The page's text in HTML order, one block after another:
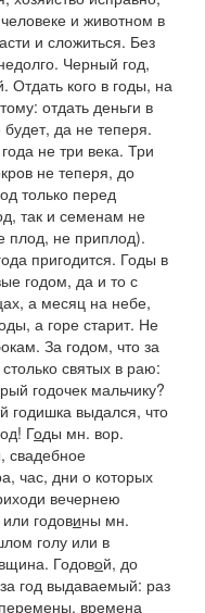
и животном в
и сложиться. Без
Черный год,
Отдать кого в годы, на
отдать деньги в
да не теперя.
не три века. Три
не теперя, до
только перед
так и семенам не
плод, не приплод).
пригодится. Годы в
годом, да и то с
а месяц на небе,
а горе старит. Не
За годом, что за
святых в раю:
годочек мальчику?
годишка выдался, что
Годы мн. вор.
свадебное
час, дни о которых
вечернею
или годовины мн.
голу или в
Годовой, до
год выдаваемый: раз
времена